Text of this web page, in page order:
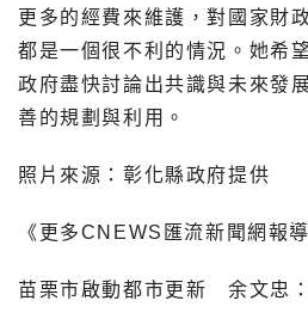
更多的經費來維護，對國家財
都是一個很不利的情況。她希
政府盡快討論出共識與未來發
善的規劃與利用。
照片來源：彰化縣政府提供
《更多CNEWS匯流新聞網報導
苗栗市啟動都市更新 余文忠